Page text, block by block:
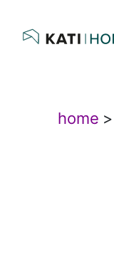
home >